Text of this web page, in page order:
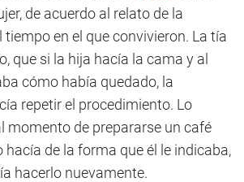
de acuerdo al relato de la
tiempo en el que convivieron. La tía
que si la hija hacía la cama y al
cómo había quedado, la
repetir el procedimiento. Lo
momento de prepararse un café
hacía de la forma que él le indicaba,
hacerlo nuevamente.